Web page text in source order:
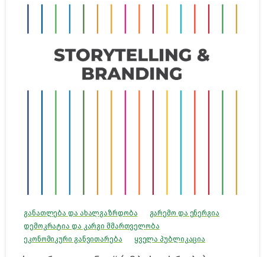
განათლება და ახალგაზრდობა
გარემო და ენერგია
დემოკრატია და კარგი მმართველობა
ეკონომიკური განვითარება
ყველა პუბლიკაცია